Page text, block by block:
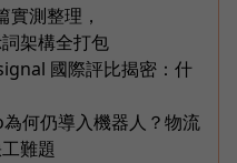
測整理，
架構全打包
國際評比揭密：什
何仍導入機器人？物流
難題